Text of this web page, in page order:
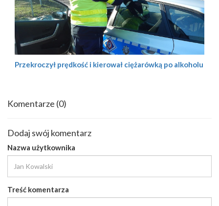
Przekroczył prędkość i kierował ciężarówką po alkoholu
Komentarze (0)
Dodaj swój komentarz
Nazwa użytkownika
Treść komentarza